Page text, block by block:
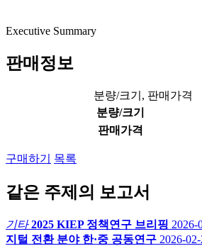
Executive Summary
판매정보
분량/크기, 판매가격
분량/크기
판매가격
구매하기 목록
같은 주제의 보고서
기타 2025 KIEP 정책연구 브리핑 2026-
지털 전환 분야 한·중 공동연구 2026-